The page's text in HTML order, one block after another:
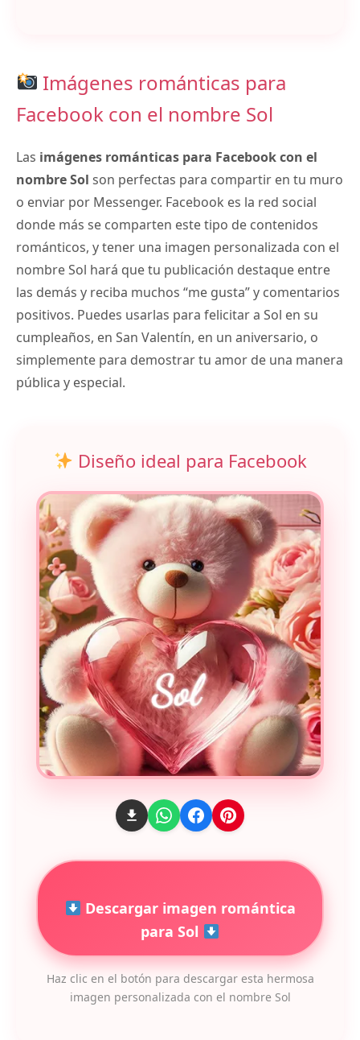
Imágenes románticas para
Facebook con el nombre Sol
Las imágenes románticas para Facebook con el
nombre Sol son perfectas para compartir en tu muro
o enviar por Messenger. Facebook es la red social
donde más se comparten este tipo de contenidos
románticos, y tener una imagen personalizada con el
nombre Sol hará que tu publicación destaque entre
las demás y reciba muchos “me gusta” y comentarios
positivos. Puedes usarlas para felicitar a Sol en su
cumpleaños, en San Valentín, en un aniversario, o
simplemente para demostrar tu amor de una manera
pública y especial.
Diseño ideal para Facebook
Descargar imagen romántica
para Sol
Haz clic en el botón para descargar esta hermosa
imagen personalizada con el nombre Sol